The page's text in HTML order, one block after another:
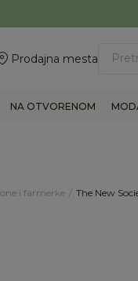
011/6960777
Prodajna mesta
NA OTVORENOM
i farmerke The New